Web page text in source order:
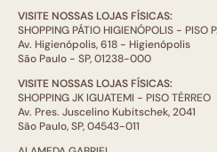
VISITE NOSSAS LOJAS FÍSICAS:
SHOPPING PÁTIO HIGIENÓPOLIS - PISO
Av. Higienópolis, 618 - Higienópolis
São Paulo - SP, 01238-000
VISITE NOSSAS LOJAS FÍSICAS:
SHOPPING JK IGUATEMI - PISO TÉRREO
Av. Pres. Juscelino Kubitschek, 2041
São Paulo, SP, 04543-011